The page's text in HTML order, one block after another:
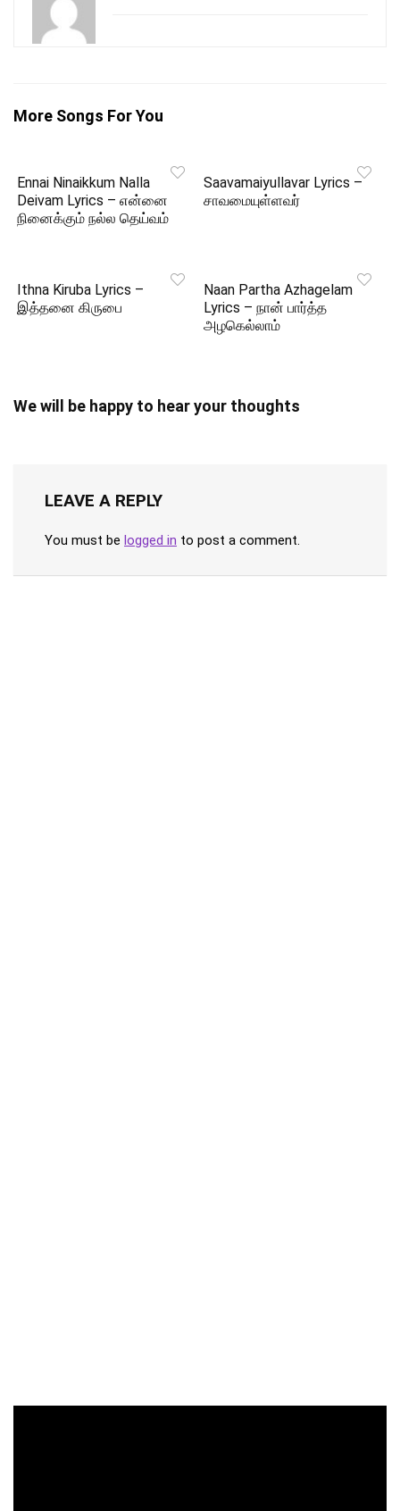
More Songs For You
Ennai Ninaikkum Nalla
Deivam Lyrics – என்னை
நினைக்கும் நல்ல தெய்வம்
Saavamaiyullavar Lyrics –
சாவமையுள்ளவர்
Ithna Kiruba Lyrics –
இத்தனை கிருபை
Naan Partha Azhagelam
Lyrics – நான் பார்த்த
அழகெல்லாம்
We will be happy to hear your thoughts
LEAVE A REPLY
You must be logged in to post a comment.